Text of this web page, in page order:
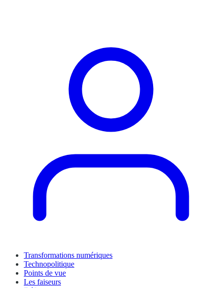
Transformations numériques
Technopolitique
Points de vue
Les faiseurs